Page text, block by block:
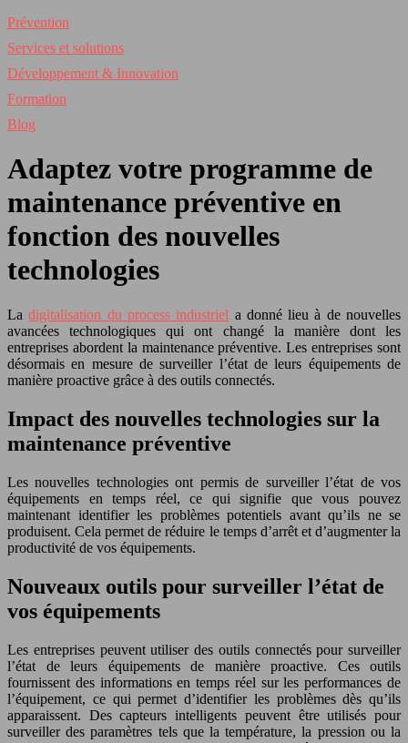
Prévention
Services et solutions
Développement & Innovation
Formation
Blog
Adaptez votre programme de
maintenance préventive en
fonction des nouvelles
technologies
Ladigitalisation du process industriel a donné lieu à de nouvelles
avancées technologiques qui ont changé la manière dont les
entreprises abordent la maintenance préventive. Les entreprises sont
désormais en mesure de surveiller l’état de leurs équipements de
manière proactive grâce à des outils connectés.
Impact des nouvelles technologies sur la
maintenance préventive
Les nouvelles technologies ont permis de surveiller l’état de vos
équipements en temps réel, ce qui signifie que vous pouvez
maintenant identifier les problèmes potentiels avant qu’ils ne se
produisent. Cela permet de réduire le temps d’arrêt et d’augmenter la
productivité de vos équipements.
Nouveaux outils pour surveiller l’état de
vos équipements
Les entreprises peuvent utiliser des outils connectés pour surveiller
l’état de leurs équipements de manière proactive. Ces outils
fournissent des informations en temps réel sur les performances de
l’équipement, ce qui permet d’identifier les problèmes dès qu’ils
apparaissent. Des capteurs intelligents peuvent être utilisés pour
surveiller des paramètres tels que la température, la pression ou la